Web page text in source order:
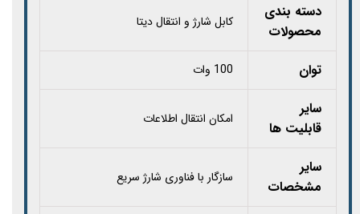
دسته بندی
محصولات
کابل شارژ و انتقال دیتا
توان 100 وات
سایر
قابلیت‌ ها
امکان انتقال اطلاعات
سایر
مشخصات
سازگار با فناوری شارژ سریع